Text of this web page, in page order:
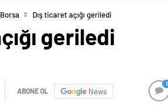
Borsa Dış ticaret açığı geriledi
geriledi
ABONE OL News